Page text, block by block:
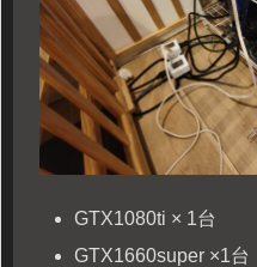
GTX1080ti × 1台
GTX1660super ×1台